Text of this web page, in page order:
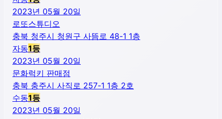
2023년 05월 20일
로또스튜디오
충북 청주시 청원구 사뜸로 48-1 1층
자동1등
2023년 05월 20일
문화럭키 판매점
충북 충주시 사직로 257-1 1층 2호
수동1등
2023년 05월 20일